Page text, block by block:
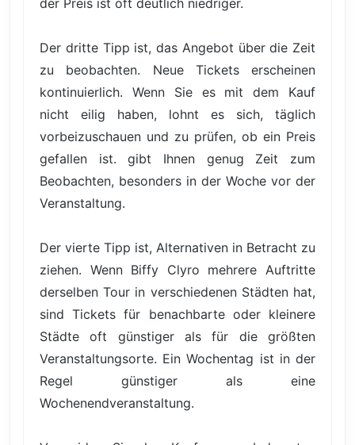
der Preis ist oft deutlich niedriger.
Der dritte Tipp ist, das Angebot über die Zeit
zu beobachten. Neue Tickets erscheinen
kontinuierlich. Wenn Sie es mit dem Kauf
nicht eilig haben, lohnt es sich, täglich
vorbeizuschauen und zu prüfen, ob ein Preis
gefallen ist. gibt Ihnen genug Zeit zum
Beobachten, besonders in der Woche vor der
Veranstaltung.
Der vierte Tipp ist, Alternativen in Betracht zu
ziehen. Wenn Biffy Clyro mehrere Auftritte
derselben Tour in verschiedenen Städten hat,
sind Tickets für benachbarte oder kleinere
Städte oft günstiger als für die größten
Veranstaltungsorte. Ein Wochentag ist in der
Regel günstiger als eine
Wochenendveranstaltung.